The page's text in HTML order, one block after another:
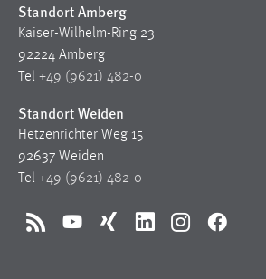
Standort Amberg
Kaiser-Wilhelm-Ring 23
92224 Amberg
Tel +49 (9621) 482-0
Standort Weiden
Hetzenrichter Weg 15
92637 Weiden
Tel +49 (9621) 482-0
RSS YouTubeXing LinkedInInstagramFacebook
Google Ads
Name:
_gcl_au
Anbieter:
Google Ireland Limited
Zweck:
Conversion-Tracking
Cookie Laufzeit:
3 Monate